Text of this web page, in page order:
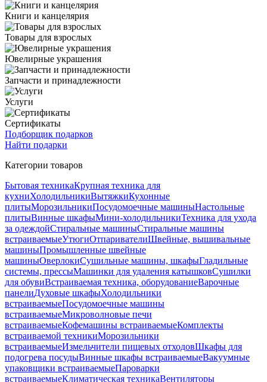
Книги и канцелярия
Товары для взрослых
Ювелирные украшения
Запчасти и принадлежности
Услуги
Сертификаты
Подборщик подарков
Найти подарки
Категории товаров
Бытовая техникаКрупная техника для
кухниХолодильникиВытяжкиКухонные
плитыМорозильникиПосудомоечные машиныНастольные
плитыВинные шкафыМини-холодильникиТехника для ухода
за одеждойСтиральные машиныСтиральные машины
встраиваемыеУтюгиОтпаривателиШвейные, вышивальные
машиныПромышленные швейные
машиныОверлокиСушильные машины, шкафыГладильные
системы, прессыМашинки для удаления катышковСушилки
для обувиВстраиваемая техника, оборудованиеВарочные
панелиДуховые шкафыХолодильники
встраиваемыеПосудомоечные машины
встраиваемыеМикроволновые печи
встраиваемыеКофемашины встраиваемыеКомплекты
встраиваемой техникиМорозильники
встраиваемыеИзмельчители пищевых отходовШкафы для
подогрева посудыВинные шкафы встраиваемыеВакуумные
упаковщики встраиваемыеПароварки
встраиваемыеКлиматическая техникаВентиляторы